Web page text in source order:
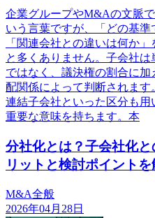
企業グループやM&Aの文脈
いう言葉ですが、「どの基準
「関連会社との違いは何か
と多くありません。子会社
ではなく、議決権の割合に
配関係によって判断されま
連結子会社といった区分も
重要な意味を持ちます。本
分社化とは？子会社化
リットと検討ポイントを
M&A全般
2026年04月28日